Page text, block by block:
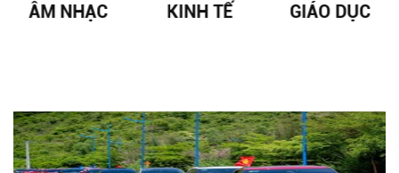
ÂM NHẠC KINH TẾ GIÁO DỤC